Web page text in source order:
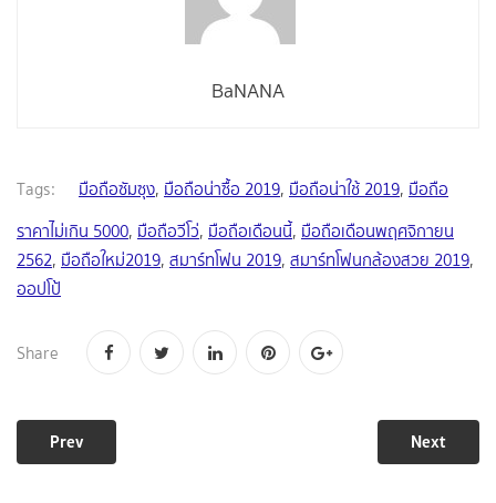
BaNANA
Tags: มือถือซัมซุง, มือถือน่าซื้อ 2019, มือถือน่าใช้ 2019, มือถือ
ราคาไม่เกิน 5000, มือถือวีโว่, มือถือเดือนนี้, มือถือเดือนพฤศจิกายน
2562, มือถือใหม่2019, สมาร์ทโฟน 2019, สมาร์ทโฟนกล้องสวย 2019,
ออปโป้
Share
Prev Next